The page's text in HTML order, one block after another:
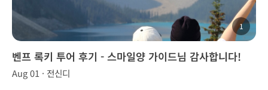
1
벤프 록키 투어 후기 - 스마일양 가이드님 감사합니다!
Aug 01 · 전신디